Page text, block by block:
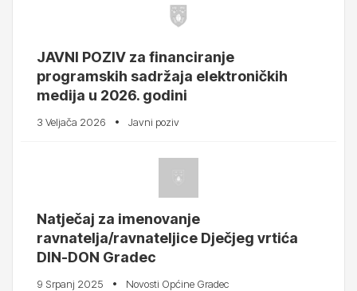
JAVNI POZIV za financiranje
programskih sadržaja elektroničkih
medija u 2026. godini
3 Veljača 2026 Javni poziv
Natječaj za imenovanje
ravnatelja/ravnateljice Dječjeg vrtića
DIN-DON Gradec
9 Srpanj 2025 Novosti Općine Gradec